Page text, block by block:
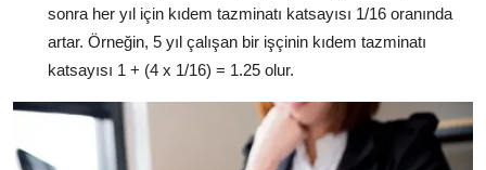
sonra her yıl için kıdem tazminatı katsayısı 1/16 oranında
artar. Örneğin, 5 yıl çalışan bir işçinin kıdem tazminatı
katsayısı 1 + (4 x 1/16) = 1.25 olur.